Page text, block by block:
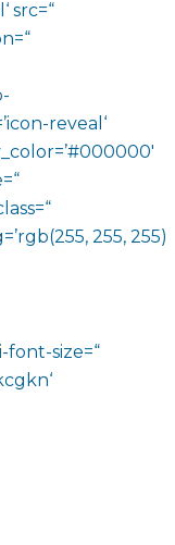
src=“
reveal‘
255, 255)
font-size=“